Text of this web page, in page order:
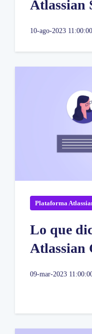
Atlassian
10-ago-2023 11:00:00
Plataforma
Lo que
Atlassian
09-mar-2023